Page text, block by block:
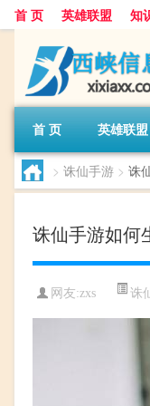
首 页 英雄联盟 知
首 页 英雄联盟
> 诛仙手游 > 诛
诛仙手游如何
网友:zxs 诛